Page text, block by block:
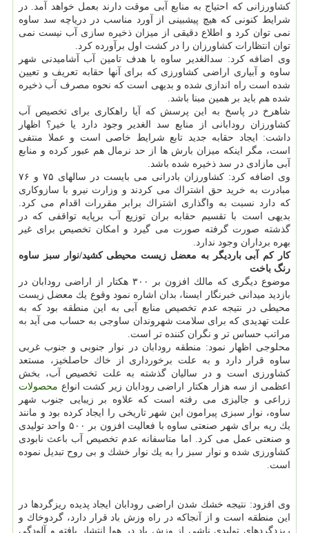
كشاورزانی كه احتیاج به منابع آبی موقت دارند بعمل خواهد آمد. در
شرایط كنونی كه هیچ پیشبینی از آورد مناسب در دریاچه سد ساوه
نمی توان كرد و اطلاع دقیقی از میزان ذخیره سازی آب نیست نمی
توان انتظارات كشاورزان را در كشت اول برآورده كرد.
وی اضافه كرد: سدالغدیر ساوه با هدف تامین آب آشامیدنی شهر
ساوه و آبیاری اراضی كشاورزی كه برای آنها حقابه تعریف و تعیین
شده است راه اندازی شده و بدیهی است كه نحوه مصرف آب ذخیره
شده هم باید بر همین مبنا باشد.
شاهرخ در پاسخ به این پرسش كه آیا راهكاری برای تخصیص آب
كشاورزان رودابانی از منابع سد الغدیر وجود دارد یا خیر؟ اظهار
داشت: ایجاد حقابه جدید تابع شرایط خاصی است و عملا منتفی
است، مگر اینكه میزان بارش ها از حد نرمال هم عبور كرده و منابع
آبی مازادی در سد ذخیره شده باشد.
وی اضافه كرد: كشاورزان بادرانی می بایست در سالهای ۷۵ و ۷۶
مبادرت به خرید حق اشتراك می كردند و وزارت نیرو با سازوكاری
كه دارد نسبت به واگذاری اشتراك برابر مقررات اقدام می كرد.
بدیهی است با تقسیم حقابه بران توزیع آب برپایه تواقفی كه در
گذشته صورت گرفته صورت می گیرد و امكان تخصیص برای غیر
بهره برداران وجود ندارد.
كار كم آبی باردیگر به معضل زیست محیطی كشید/نوار سبز ساوه
رنگ باخت
موضوع دیگری كه مالك افزون بر ۳۰۰ هكتار از اراضی رودابان در
بازدید میدانی خبرنگار ایسنا، بدان اشاره نمود وقوع یك معضل زیست
محیطی در نتیجه عدم تخصیص منابع آبی به این منطقه بود كه به
علت تهدیدی كه برای سلامت شهروندان ساوجی به حساب می آید به
مراتب حساس تر و نگران كننده تر است.
محلوجی اظهار نمود: منطقه رودابان در نوار جنوبی و جنوب غربی
ساوه قرار دارد و به علت برخورداری از خاك حاصلخیز، مستعد
كشاورزی است و در سالیان گذشته به علت تخصیص آب، بخش
اعظمی از سه هزار هكتار اراضی رودابان زیر كشت انواع محصولات
زراعی و جالیزی می رفته است كه علاوه بر زیبایی جنوب شهر
ساوه، نوار سبزی پیرامون این شهر تاریخی را ایجاد كرده بود و مانند
یك ریه برای شهر صنعتی ساوه با فعالیت افزون بر ۵۰۰ واحد تولیدی
و صنعتی عمل می كرد. اما متاسفانه عدم تخصیص آب باعث نابودی
كشاورزی شده و نوار سبز را به یك نوار خشك و بی روح تبدیل نموده
است.
وی افزود: نتیجه خشك شدن اراضی رودابان ایجاد پدیده ریزگردها در
این منطقه است و از آنجاكه در راه وزش باد قرار دارد، گردوخاك و
ریزدگردهای تولیدی ناشی از وزش باد در هوا انتشار یافته و آلودگی